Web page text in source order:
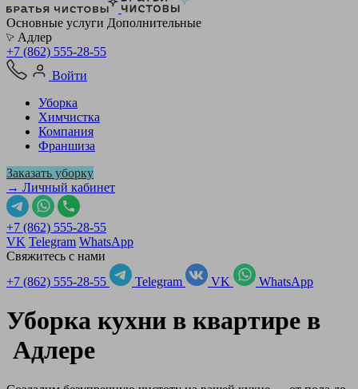
Основные услуги Дополнительные
Адлер
+7 (862) 555-28-55
Войти
Уборка
Химчистка
Компания
Франшиза
Заказать уборку
→ Личный кабинет
+7 (862) 555-28-55
VK Telegram WhatsApp
Свяжитесь с нами
+7 (862) 555-28-55
Telegram VK WhatsApp
Уборка кухни в квартире в
Адлере